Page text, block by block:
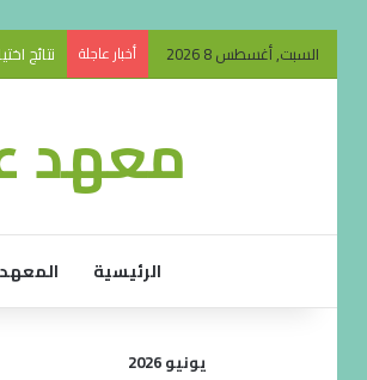
السبت, أغسطس 8 2026 أخبار عاجلة نتائج
معهد
الرئيسية المعهد
يونيو 2026